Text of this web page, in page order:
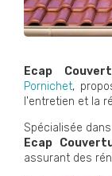
Ecap
Pornichet,
l'entretien et la
Spécialisée
Ecap
assurant des